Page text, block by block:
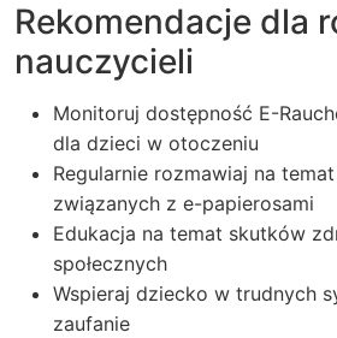
Rekomendacje dla
nauczycieli
Monitoruj dostępność E-
dla dzieci w otoczeniu
Regularnie rozmawiaj na
związanych z e-papierosami
Edukacja na temat skutków
społecznych
Wspieraj dziecko w trudnych
zaufanie